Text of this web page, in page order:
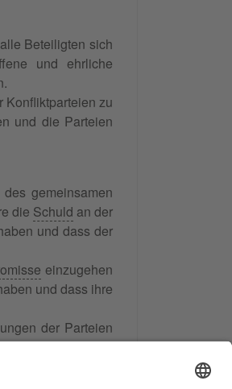
Beteiligten sich
und ehrliche
Konfliktparteien zu
und die Parteien
gemeinsamen
die Schuld an der
und dass der
einzugehen
und dass ihre
der Parteien
vorschlagen,